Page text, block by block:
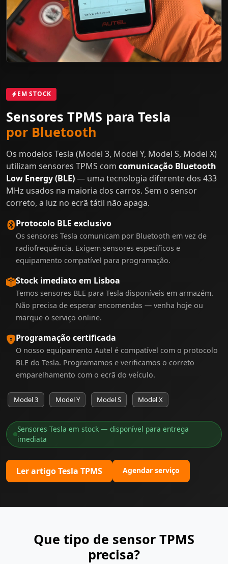
EM STOCK
Sensores TPMS para Tesla
por Bluetooth
Os modelos Tesla (Model 3, Model Y, Model S, Model X)
utilizam sensores TPMS com comunicação Bluetooth
Low Energy (BLE)— uma tecnologia diferente dos 433
MHz usados na maioria dos carros. Sem o sensor
correto, a luz no ecrã tátil não apaga.
Protocolo BLE exclusivo
Os sensores Tesla comunicam por Bluetooth em vez de
radiofrequência. Exigem sensores específicos e
equipamento compatível para programação.
Stock imediato em Lisboa
Temos sensores BLE para Tesla disponíveis em armazém.
Não precisa de esperar encomendas — venha hoje ou
marque o serviço online.
Programação certificada
O nosso equipamento Autel é compatível com o protocolo
BLE do Tesla. Programamos e verificamos o correto
emparelhamento com o ecrã do veículo.
Model 3 Model Y Model S Model X
Sensores Tesla em stock — disponível para entrega
imediata
Ler artigo Tesla TPMS Agendar serviço
Que tipo de sensor TPMS
precisa?